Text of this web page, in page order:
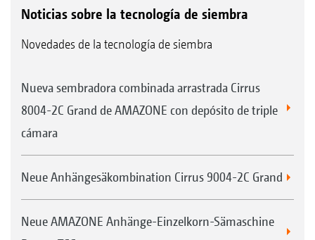
Noticias sobre la tecnología de siembra
Novedades de la tecnología de siembra
Nueva sembradora combinada arrastrada Cirrus
8004-2C Grand de AMAZONE con depósito de triple
cámara
Neue Anhängesäkombination Cirrus 9004-2C Grand
Neue AMAZONE Anhänge-Einzelkorn-Sämaschine